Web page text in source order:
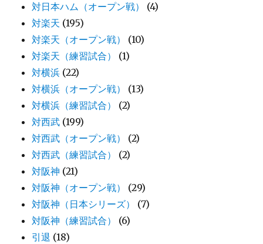
対日本ハム（オープン戦）
(4)
対楽天 (195)
対楽天（オープン戦）
(10)
対楽天（練習試合）
(1)
対横浜 (22)
対横浜（オープン戦）
(13)
対横浜（練習試合）
(2)
対西武 (199)
対西武（オープン戦）
(2)
対西武（練習試合）
(2)
対阪神 (21)
対阪神（オープン戦）
(29)
対阪神（日本シリーズ）
(7)
対阪神（練習試合）
(6)
引退 (18)